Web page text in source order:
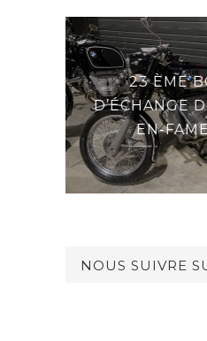
NOUS SUIVRE